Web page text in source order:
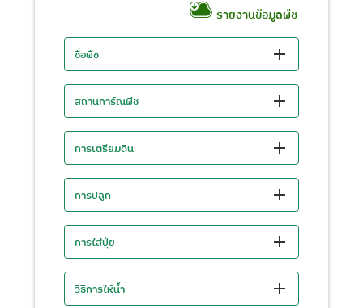
รายงานข้อมูลพืช
ชื่อพืช
สถานการ์ณพืช
การเตรียมดิน
การปลูก
การใส่ปุ๋ย
วิธีการให้น้ำ